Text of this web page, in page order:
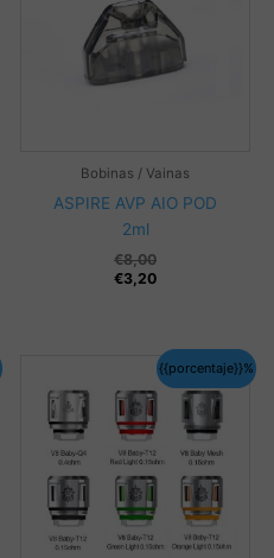
Bobinas / Vainas
ASPIRE AVP AIO POD
2ml
€8,00
€3,20
{{porcentaje}}%